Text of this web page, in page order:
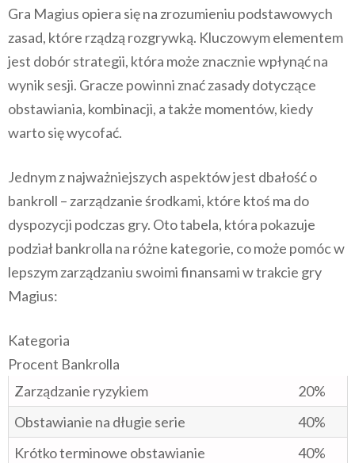
Gra Magius opiera się na zrozumieniu podstawowych
zasad, które rządzą rozgrywką. Kluczowym elementem
jest dobór strategii, która może znacznie wpłynąć na
wynik sesji. Gracze powinni znać zasady dotyczące
obstawiania, kombinacji, a także momentów, kiedy
warto się wycofać.
Jednym z najważniejszych aspektów jest dbałość o
bankroll – zarządzanie środkami, które ktoś ma do
dyspozycji podczas gry. Oto tabela, która pokazuje
podział bankrolla na różne kategorie, co może pomóc w
lepszym zarządzaniu swoimi finansami w trakcie gry
Magius:
Kategoria
Procent Bankrolla
Zarządzanie ryzykiem
20%
Obstawianie na długie serie
40%
Krótko terminowe obstawianie
40%